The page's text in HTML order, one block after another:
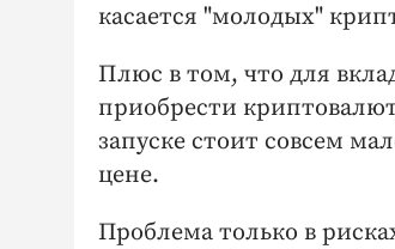
касается "молодых"
Плюс в том, что для
приобрести
запуске стоит совсем
цене.
Проблема только в